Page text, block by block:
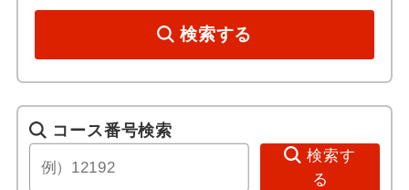
検索する
音楽・コンサート
祭り・ショー
美術館・博物館
花火
コース番号検索
検索す
る